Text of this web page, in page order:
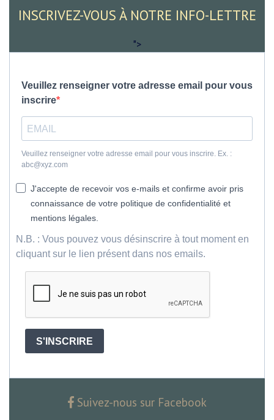
INSCRIVEZ-VOUS À NOTRE INFO-LETTRE
">
Veuillez renseigner votre adresse email pour vous
inscrire
Veuillez renseigner votre adresse email pour vous inscrire. Ex. :
abc@xyz.com
J'accepte de recevoir vos e-mails et confirme avoir pris
connaissance de votre politique de confidentialité et
mentions légales.
N.B. : Vous pouvez vous désinscrire à tout moment en
cliquant sur le lien présent dans nos emails.
S'INSCRIRE
Suivez-nous sur Facebook